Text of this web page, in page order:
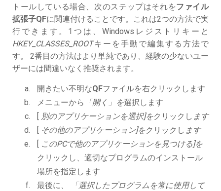
トールしている場合、次のステップはそれをファイル
拡張子QFに関連付けることです。これは2つの方法で実
行できます。1つは、Windowsレジストリキーと
HKEY_CLASSES_ROOTキーを手動で編集する方法で
す。 2番目の方法はより単純であり、経験の少ないユー
ザーには間違いなく推奨されます。
開きたい不明なQFファイルを右クリックします
メニューから
「開く」を選択します
[ 別のアプリケーションを選択]をクリックし ます
[ その他のアプリケーション]をクリックし ます
[ このPCで他のアプリケーションを見つける]を
クリックし、適切なプログラムのインストール
場所を指定します
最後に、
「選択したプログラムを常に使用して